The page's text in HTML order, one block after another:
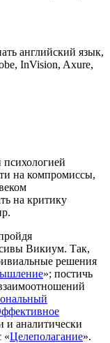
английский язык,
InVision, Axure,
психологией
на компромиссы,
на критику
Викиум. Так,
решения
»; постичь
и аналитически
«Целеполагание».